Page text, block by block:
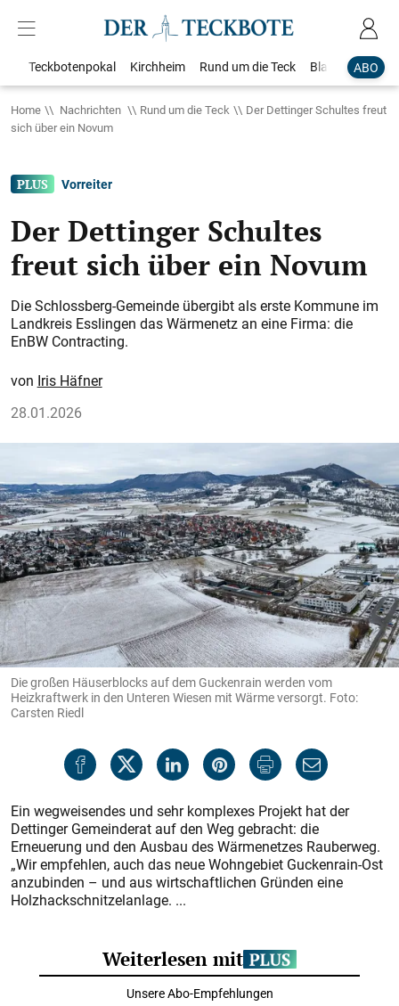
ABO
Teckbotenpokal Kirchheim Rund um die Teck Blaulicht
Home Nachrichten Rund um die Teck
Der Dettinger Schultes freut
sich über ein Novum
Vorreiter
Der Dettinger Schultes
freut sich über ein Novum
Die Schlossberg-Gemeinde übergibt als erste ­Kommune im
Landkreis Esslingen das ­Wärmenetz an eine Firma: die
EnBW ­Contracting.
Iris Häfner
28.01.2026
Die großen Häuserblocks auf dem Guckenrain werden vom
Heizkraftwerk in den Unteren Wiesen mit Wärme versorgt. Foto:
Carsten Riedl
Ein wegweisendes und sehr komplexes Projekt hat der
Dettinger Gemeinderat auf den Weg gebracht: die
Erneuerung und den Ausbau des Wärmenetzes Rauberweg.
„Wir empfehlen, auch das neue Wohngebiet Guckenrain-Ost
anzubinden – und aus wirtschaftlichen Gründen eine
Holzhackschnitzelanlage. ...